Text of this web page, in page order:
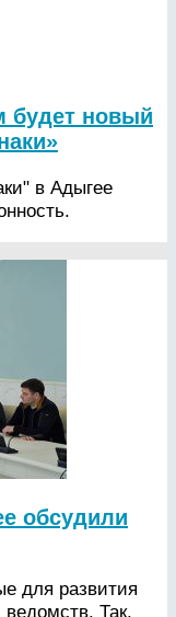
будет новый
в Адыгее
обсудили
для развития
Так,